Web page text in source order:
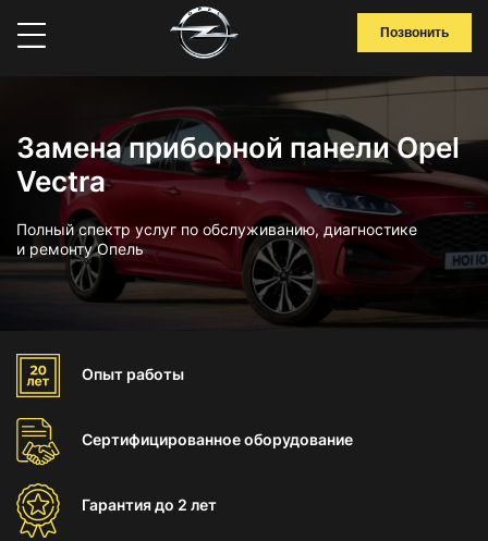
Позвонить
Замена приборной панели Opel
Vectra
Полный спектр услуг по обслуживанию, диагностике
и ремонту Опель
Опыт работы
Сертифицированноеоборудование
Гарантиядо 2 лет